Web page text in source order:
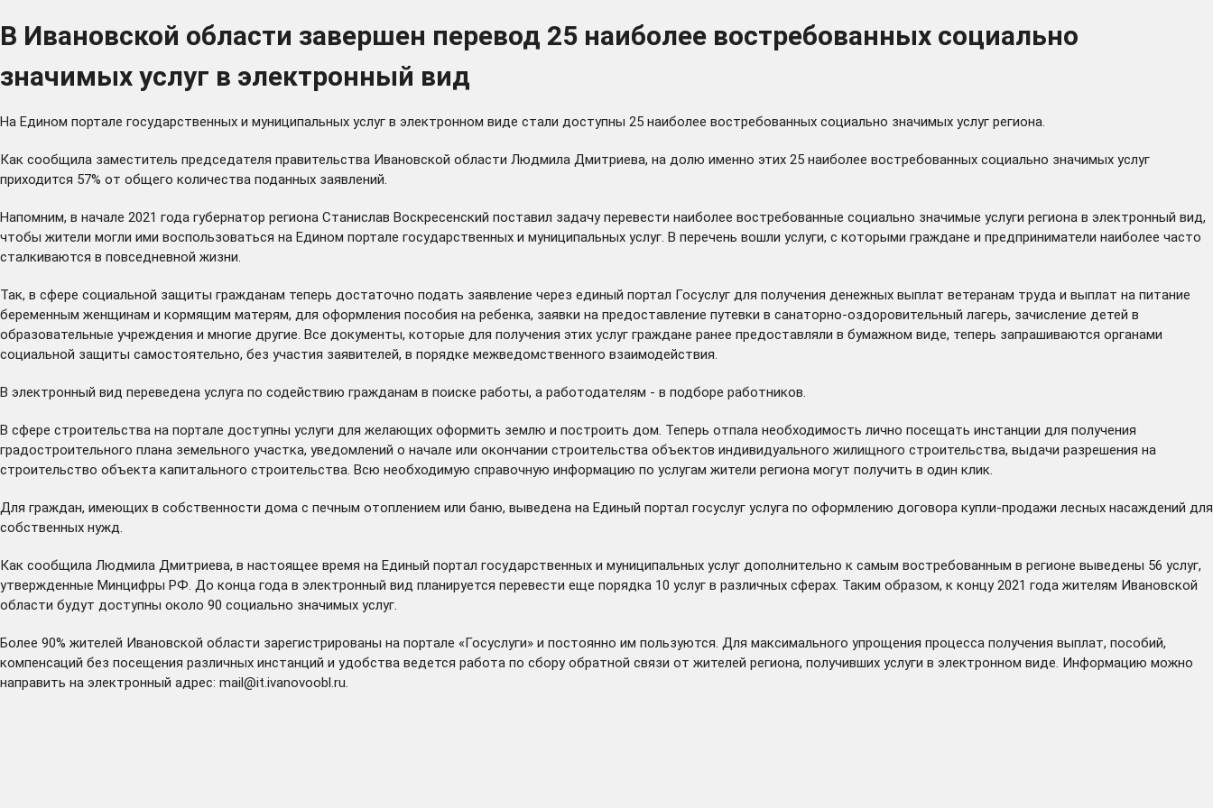
В Ивановской области завершен перевод 25 наиболее востребованных социально
значимых услуг в электронный вид
На Едином портале государственных и муниципальных услуг в электронном виде стали доступны 25 наиболее востребованных социально значимых услуг региона.
Как сообщила заместитель председателя правительства Ивановской области Людмила Дмитриева, на долю именно этих 25 наиболее востребованных социально значимых услуг
приходится 57% от общего количества поданных заявлений.
Напомним, в начале 2021 года губернатор региона Станислав Воскресенский поставил задачу перевести наиболее востребованные социально значимые услуги региона в электронный вид,
чтобы жители могли ими воспользоваться на Едином портале государственных и муниципальных услуг. В перечень вошли услуги, с которыми граждане и предприниматели наиболее часто
сталкиваются в повседневной жизни.
Так, в сфере социальной защиты гражданам теперь достаточно подать заявление через единый портал Госуслуг для получения денежных выплат ветеранам труда и выплат на питание
беременным женщинам и кормящим матерям, для оформления пособия на ребенка, заявки на предоставление путевки в санаторно-оздоровительный лагерь, зачисление детей в
образовательные учреждения и многие другие. Все документы, которые для получения этих услуг граждане ранее предоставляли в бумажном виде, теперь запрашиваются органами
социальной защиты самостоятельно, без участия заявителей, в порядке межведомственного взаимодействия.
В электронный вид переведена услуга по содействию гражданам в поиске работы, а работодателям - в подборе работников.
В сфере строительства на портале доступны услуги для желающих оформить землю и построить дом. Теперь отпала необходимость лично посещать инстанции для получения
градостроительного плана земельного участка, уведомлений о начале или окончании строительства объектов индивидуального жилищного строительства, выдачи разрешения на
строительство объекта капитального строительства. Всю необходимую справочную информацию по услугам жители региона могут получить в один клик.
Для граждан, имеющих в собственности дома с печным отоплением или баню, выведена на Единый портал госуслуг услуга по оформлению договора купли-продажи лесных насаждений для
собственных нужд.
Как сообщила Людмила Дмитриева, в настоящее время на Единый портал государственных и муниципальных услуг дополнительно к самым востребованным в регионе выведены 56 услуг,
утвержденные Минцифры РФ. До конца года в электронный вид планируется перевести еще порядка 10 услуг в различных сферах. Таким образом, к концу 2021 года жителям Ивановской
области будут доступны около 90 социально значимых услуг.
Более 90% жителей Ивановской области зарегистрированы на портале «Госуслуги» и постоянно им пользуются. Для максимального упрощения процесса получения выплат, пособий,
компенсаций без посещения различных инстанций и удобства ведется работа по сбору обратной связи от жителей региона, получивших услуги в электронном виде. Информацию можно
направить на электронный адрес: mail@it.ivanovoobl.ru